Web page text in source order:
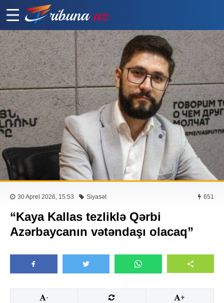
30 Aprel 2026, 15:53 Siyasət 651
“Kaya Kallas tezliklə Qərbi
Azərbaycanın vətəndaşı olacaq”
- +